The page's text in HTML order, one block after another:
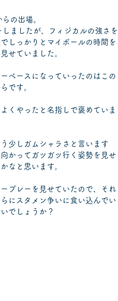
の出場。
ましたが、フィジカルの強さを
しっかりとマイボールの時間を
せていました。
ペースになっていったのはこの
です。
くやったと名指しで褒めていま
少しガムシャラさと言います
かってガツガツ行く姿勢を見せ
なと思います。
プレーを見せていたので、それ
にスタメン争いに食い込んでい
でしょうか？